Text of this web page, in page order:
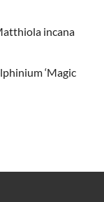
incana
‘Magic